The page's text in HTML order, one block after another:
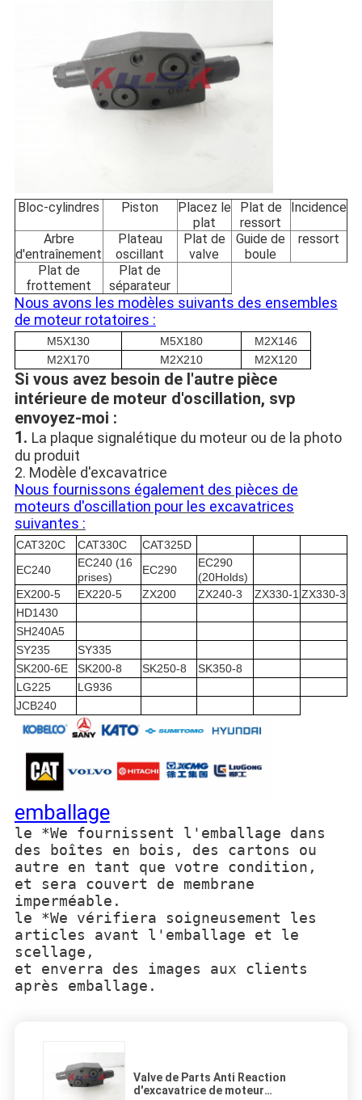
Bloc-cylindres Piston
Placez le
plat
Plat de
ressort
Incidence
Arbre
d'entraînement
Plateau
oscillant
Plat de
valve
Guide de
boule
ressort
Plat de
frottement
Plat de
séparateur
Nous avons les modèles suivants des ensembles
de moteur rotatoires :
M5X130 M5X180
M2X146
M2X170
M2X210 M2X120
Si vous avez besoin de l'autre pièce
intérieure de moteur d'oscillation, svp
envoyez-moi :
1. La plaque signalétique du moteur ou de la photo
du produit
2. Modèle d'excavatrice
Nous fournissons également des pièces de
moteurs d'oscillation pour les excavatrices
suivantes :
CAT320C CAT330C
CAT325D
EC240
EC240 (16
prises)
EC290
EC290
(20Holds)
EX200-5
EX220-5 ZX200 ZX240-3 ZX330-1 ZX330-3
HD1430
SH240A5
SY235
SY335
SK200-6E
SK200-8 SK250-8
SK350-8
LG225
LG936
JCB240
emballage
le *We fournissent l'emballage dans
des boîtes en bois, des cartons ou
autre en tant que votre condition,
et sera couvert de membrane
imperméable.
le *We vérifiera soigneusement les
articles avant l'emballage et le
scellage,
et enverra des images aux clients
après emballage.
Valve de Parts Anti Reaction
d'excavatrice de moteur